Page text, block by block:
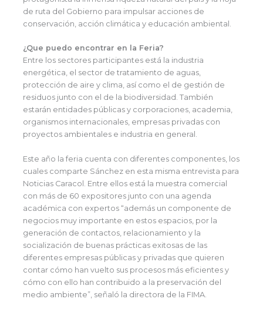
de ruta del Gobierno para impulsar acciones de
conservación, acción climática y educación ambiental.
¿Que puedo encontrar en la Feria?
Entre los sectores participantes está la industria
energética, el sector de tratamiento de aguas,
protección de aire y clima, así como el de gestión de
residuos junto con el de la biodiversidad. También
estarán entidades públicas y corporaciones, academia,
organismos internacionales, empresas privadas con
proyectos ambientales e industria en general.
Este año la feria cuenta con diferentes componentes, los
cuales comparte Sánchez en esta misma entrevista para
Noticias Caracol. Entre ellos está la muestra comercial
con más de 60 expositores junto con una agenda
académica con expertos “además un componente de
negocios muy importante en estos espacios, por la
generación de contactos, relacionamiento y la
socialización de buenas prácticas exitosas de las
diferentes empresas públicas y privadas que quieren
contar cómo han vuelto sus procesos más eficientes y
cómo con ello han contribuido a la preservación del
medio ambiente”, señaló la directora de la FIMA.